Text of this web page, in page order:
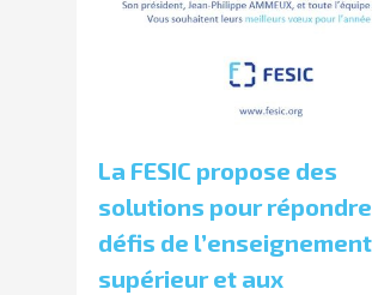
La FESIC propose des
solutions pour
défis de l’enseignement
supérieur et aux